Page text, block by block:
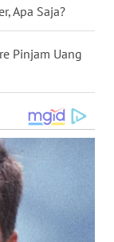
Apa Saja?
Pinjam Uang